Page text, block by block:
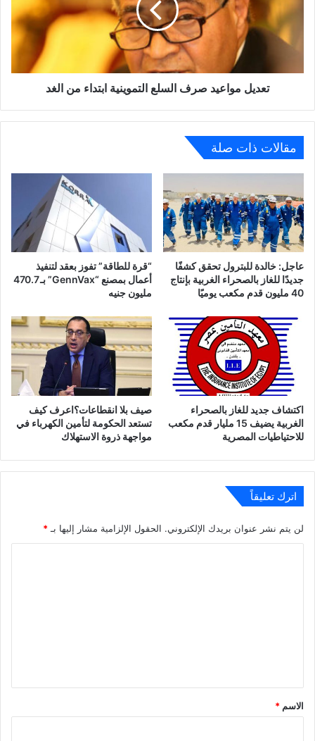
التموينية
ابتداء
تعديل مواعيد صرف السلع التموينية ابتداء من الغد
مقالات ذات صلة
عاجل: خالدة للبترول تحقق كشفًا
جديدًا للغاز بالصحراء الغربية بإنتاج
40 مليون قدم مكعب يوميًا
“قرة للطاقة” تفوز بعقد لتنفيذ
أعمال بمصنع “GennVax” بـ 470.7
مليون جنيه
اكتشاف جديد للغاز بالصحراء
الغربية يضيف 15 مليار قدم مكعب
للاحتياطيات المصرية
صيف بلا انقطاعات؟اعرف كيف
تستعد الحكومة لتأمين الكهرباء في
مواجهة ذروة الاستهلاك
اترك تعليقاً
لن يتم نشر عنوان بريدك الإلكتروني. الحقول الإلزامية مشار إليها بـ*
*
الاسم *